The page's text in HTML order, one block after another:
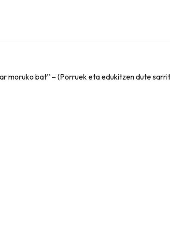
moruko bat” – (Porruek eta edukitzen dute